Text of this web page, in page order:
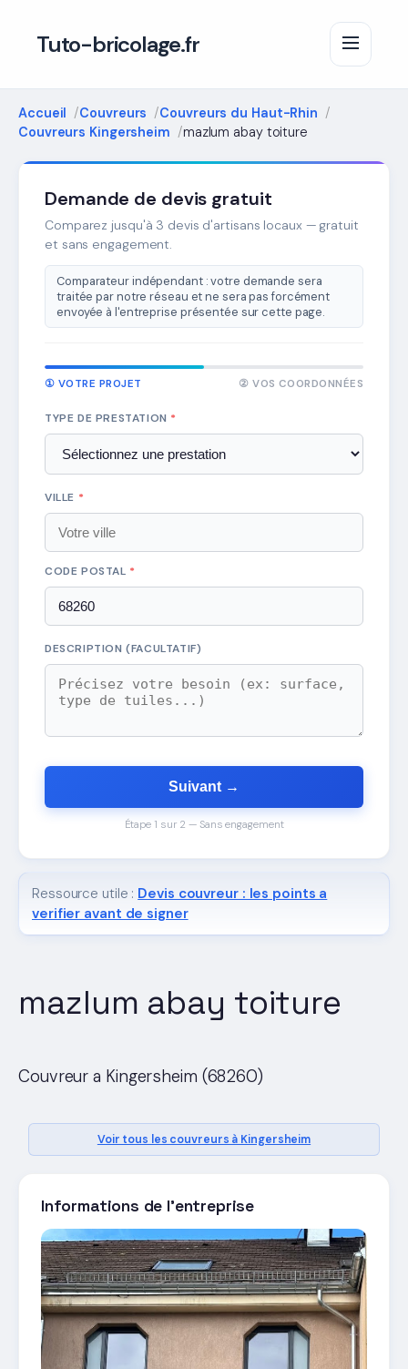
Tuto-bricolage.fr
Accueil Couvreurs
Couvreurs du Haut-Rhin
Couvreurs Kingersheim
mazlum abay toiture
mazlum abay toiture
Couvreur a Kingersheim (68260)
Voir tous les couvreurs à Kingersheim
Informations de l'entreprise
Demande de devis gratuit
Comparez jusqu'à 3 devis d'artisans locaux — gratuit
et sans engagement.
Comparateur indépendant : votre demande sera
traitée par notre réseau et ne sera pas forcément
envoyée à l'entreprise présentée sur cette page.
① VOTRE PROJET ② VOS COORDONNÉES
TYPE DE PRESTATION *
VILLE *
CODE POSTAL *
DESCRIPTION (FACULTATIF)
Suivant →
Étape 1 sur 2 — Sans engagement
Ressource utile : Devis couvreur : les points a
verifier avant de signer